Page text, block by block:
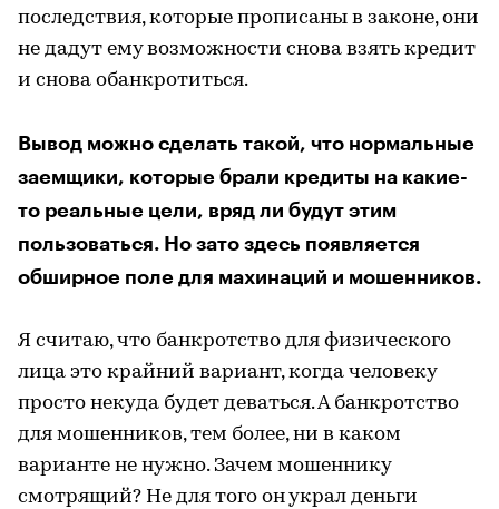
последствия, которые прописаны в законе, они
не дадут ему возможности снова взять кредит
и снова обанкротиться.
Вывод можно сделать такой, что нормальные
заемщики, которые брали кредиты на какие-
то реальные цели, вряд ли будут этим
пользоваться. Но зато здесь появляется
обширное поле для махинаций и мошенников.
Я считаю, что банкротство для физического
лица это крайний вариант, когда человеку
просто некуда будет деваться. А банкротство
для мошенников, тем более, ни в каком
варианте не нужно. Зачем мошеннику
смотрящий? Не для того он украл деньги